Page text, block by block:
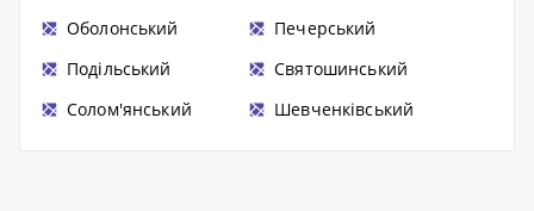
Оболонський
Печерський
Подільський
Святошинський
Солом'янський
Шевченківський